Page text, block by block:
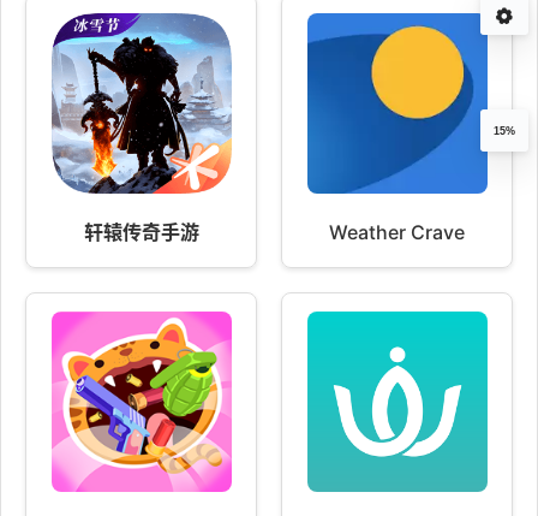
轩辕传奇手游 Weather Crave
15%